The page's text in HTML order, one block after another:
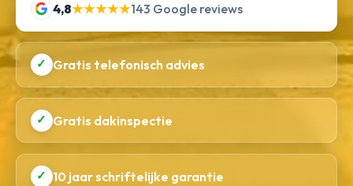
4,8★★★★★143 Google reviews
✓ Gratis telefonisch advies
✓ Gratis dakinspectie
✓ 10 jaar schriftelijke garantie